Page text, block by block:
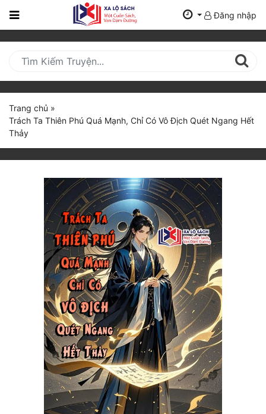
Trang
Mới
Cập
Nhật
(current)
BXH
Truyện Mới Ra
Truyện Convert
Truyện Dịch
Truyện Nhập Môn
Đăng nhập
Trang chủ »
Trách Ta Thiên Phú Quá Mạnh, Chỉ Có Vô Địch Quét Ngang Hết
Thảy